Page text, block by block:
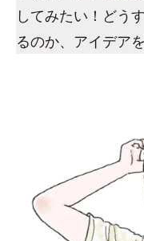
してみたい！どう
るのか、アイデア